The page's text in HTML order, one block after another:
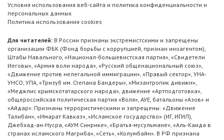
Условия использования веб-сайта и политика конфиденциальности и
персональных данных
Политика использования cookies
Для читателей: В России признаны экстремистскими и запрещены
организации ФБК (Фонд борьбы с коррупцией, признан иноагентом),
Штабы Навального, «Национал-большевистская партия», «Свидетели
Иеговы», «Армия воли народа», «Русский общенациональный союз»,
«Движение против нелегальной иммиграции», «Правый сектор», УНА-
УНСО, УПА, «Тризуб им. Степана Бандеры», «Мизантропик дивижн»,
«Меджлис крымскотатарского народа», движение «Артподготовка»,
общероссийская политическая партия «Воля», АУЕ, батальоны «Азов» и
«Айдар». Признаны террористическими и запрещены: «Движение
Талибан», «Имарат Кавказ», «Исламское государство» (ИГ, ИГИЛ),
Джебхад-ан-Нусра, «АУМ Синрике», «Братья-мусульмане», «Аль-Каида в
странах исламского Магриба», «Сеть», «Колумбайн». В РФ признана